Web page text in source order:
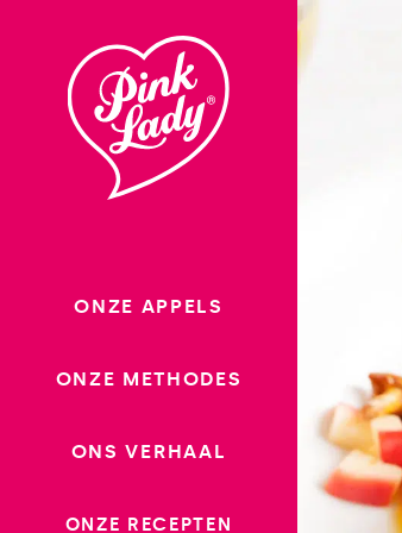
inhoud
ONZE APPELS
ONZE METHODES
ONS VERHAAL
ONZE RECEPTEN